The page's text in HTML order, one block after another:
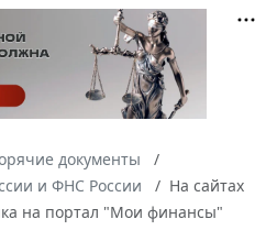
документы
и ФНС России
На сайтах
на портал "Мои финансы"